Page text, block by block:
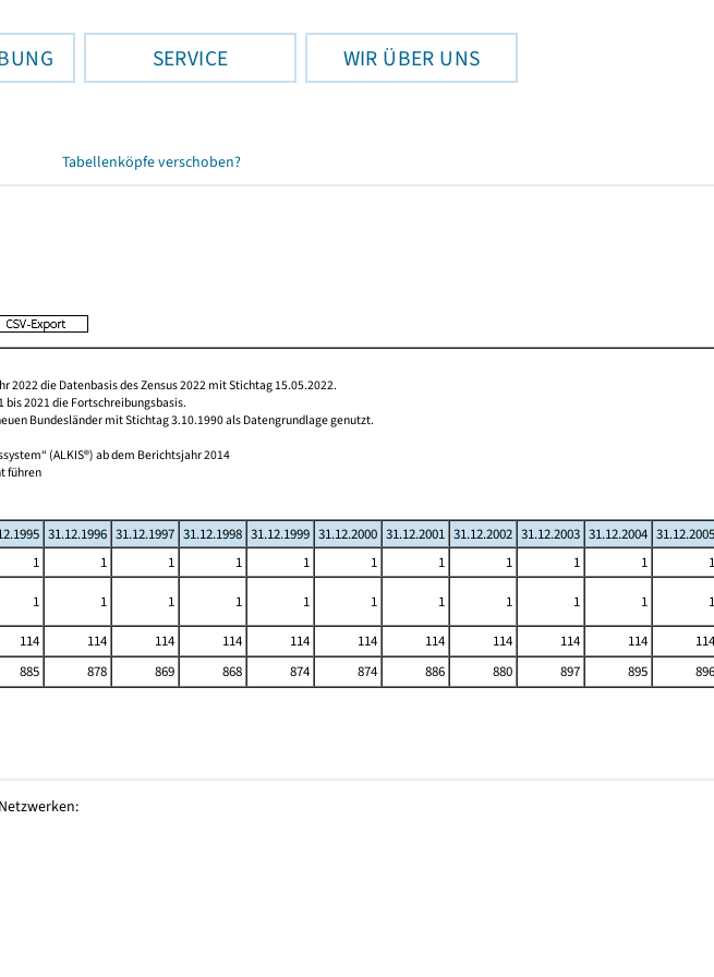
SERVICE WIR ÜBER UNS
Tabellenköpfe verschoben?
die Datenbasis des Zensus 2022 mit Stichtag 15.05.2022.
2021 die Fortschreibungsbasis.
Bundesländer mit Stichtag 3.10.1990 als Datengrundlage genutzt.
(ALKIS®) ab dem Berichtsjahr 2014
führen
31.12.1996 31.12.1997 31.12.1998 31.12.1999 31.12.2000 31.12.2001 31.12.2002 31.12.2003 31.12.2004 31.12.2005
1 1 1 1 1 1 1 1 1 1
1
1 1 1 1 1 1 1 1 1 1 1
114 114 114 114 114 114 114 114 114 114
114
885 878 869 868 874 874 886 880 897 895 896